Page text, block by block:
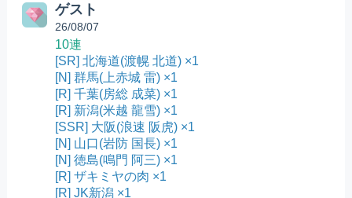
ゲスト
26/08/07
10連
[SR] 北海道(渡幌 北道) ×1
[N] 群馬(上赤城 雷) ×1
[R] 千葉(房総 成菜) ×1
[R] 新潟(米越 龍雪) ×1
[SSR] 大阪(浪速 阪虎) ×1
[N] 山口(岩防 国長) ×1
[N] 徳島(鳴門 阿三) ×1
[R] ザキミヤの肉 ×1
[R] JK新潟 ×1